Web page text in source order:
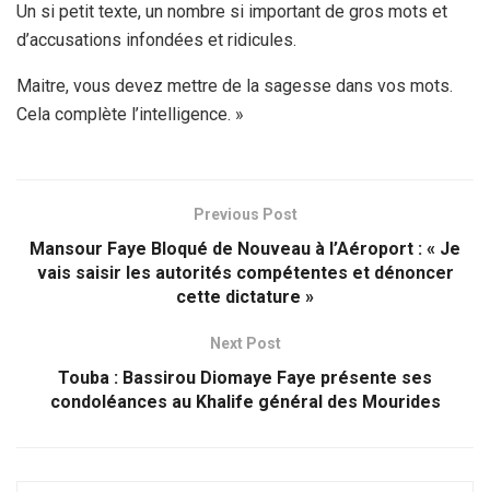
Un si petit texte, un nombre si important de gros mots et
d’accusations infondées et ridicules.
Maitre, vous devez mettre de la sagesse dans vos mots.
Cela complète l’intelligence. »
Previous Post
Mansour Faye Bloqué de Nouveau à l’Aéroport : « Je
vais saisir les autorités compétentes et dénoncer
cette dictature »
Next Post
Touba : Bassirou Diomaye Faye présente ses
condoléances au Khalife général des Mourides